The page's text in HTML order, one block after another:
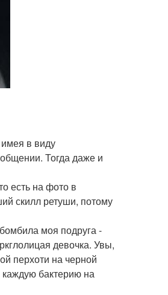
в виду
Тогда даже и
есть на фото в
скилл ретуши, потому
моя подруга -
девочка. Увы,
перхоти на черной
каждую бактерию на